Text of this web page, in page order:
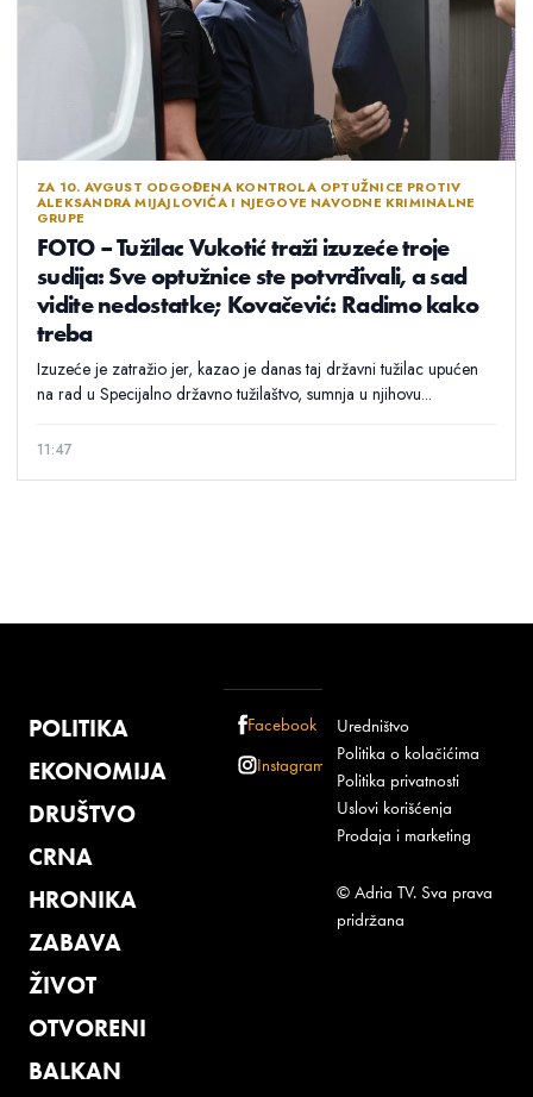
ZA 10. AVGUST ODGOĐENA KONTROLA OPTUŽNICE PROTIV
ALEKSANDRA MIJAJLOVIĆA I NJEGOVE NAVODNE KRIMINALNE
GRUPE
FOTO – Tužilac Vukotić traži izuzeće troje
sudija: Sve optužnice ste potvrđivali, a sad
vidite nedostatke; Kovačević: Radimo kako
treba
Izuzeće je zatražio jer, kazao je danas taj državni tužilac upućen
na rad u Specijalno državno tužilaštvo, sumnja u njihovu...
11:47
POLITIKA
EKONOMIJA
DRUŠTVO
CRNA
HRONIKA
ZABAVA
ŽIVOT
OTVORENI
BALKAN
Facebook
Instagram
Uredništvo
Politika o kolačićima
Politika privatnosti
Uslovi korišćenja
Prodaja i marketing
© Adria TV. Sva prava
pridržana